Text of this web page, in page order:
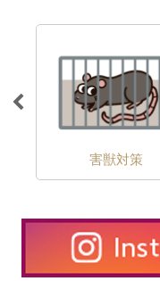
害獣対策